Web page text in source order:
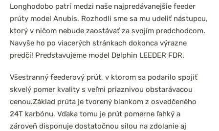
Longhodobo patrí medzi naše najpredávanejšie feeder
prúty model Anubis. Rozhodli sme sa mu udeliť nástupcu,
ktorý v ničom nebude zaostávať za svojím predchodcom.
Navyše ho po viacerých stránkach dokonca výrazne
predčí! Predstavujeme model Delphin LEEDER FDR.
Všestranný feederový prút, v ktorom sa podarilo spojiť
skvelý pomer kvality s veľmi priaznivou obstarávacou
cenou.Základ prúta je tvorený blankom z osvedčeného
24T karbónu. Vďaka tomu je prút pomerne ľahký a
zároveň disponuje dostatočnou silou na zdolanie aj